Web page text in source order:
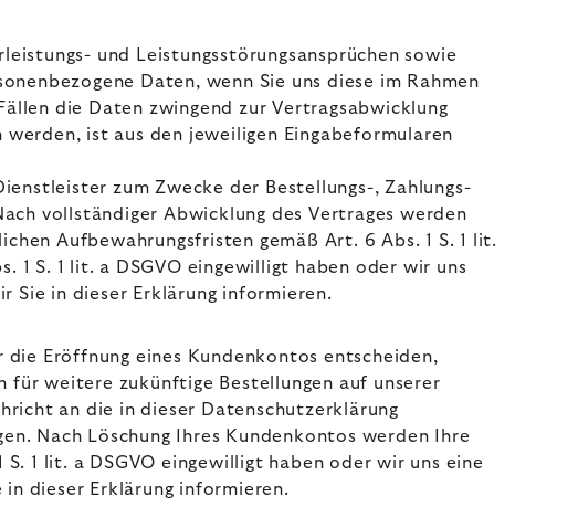
und Leistungsstörungsansprüchen sowie
Daten, wenn Sie uns diese im Rahmen
die Daten zwingend zur Vertragsabwicklung
ist aus den jeweiligen Eingabeformularen
zum Zwecke der Bestellungs-, Zahlungs-
vollständiger Abwicklung des Vertrages werden
Aufbewahrungsfristen gemäß Art. 6 Abs. 1 S. 1 lit.
1 S. 1 lit. a DSGVO eingewilligt haben oder wir uns
Sie in dieser Erklärung informieren.
die Eröffnung eines Kundenkontos entscheiden,
für weitere zukünftige Bestellungen auf unserer
an die in dieser Datenschutzerklärung
Nach Löschung Ihres Kundenkontos werden Ihre
1 lit. a DSGVO eingewilligt haben oder wir uns eine
dieser Erklärung informieren.